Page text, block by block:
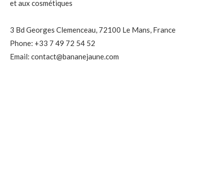
et aux cosmétiques
3 Bd Georges Clemenceau, 72100 Le Mans, France
Phone: +33 7 49 72 54 52
Email: contact@bananejaune.com